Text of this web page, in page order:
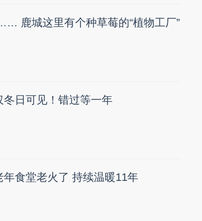
鹿城这里有个种草莓的“植物工厂”
日可见！错过等一年
食堂老火了 持续温暖11年